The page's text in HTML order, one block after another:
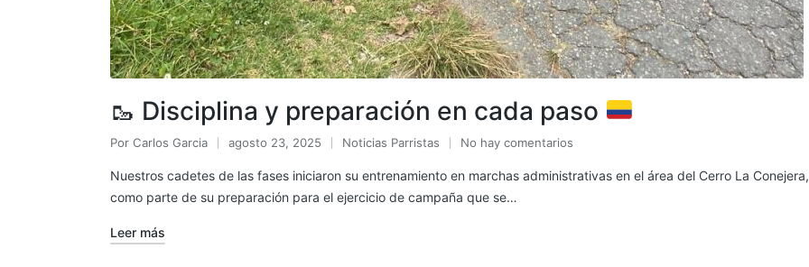
🥾 Disciplina y preparación en cada paso
Por Carlos Garcia agosto 23, 2025 Noticias Parristas No hay comentarios
Nuestros cadetes de las fases iniciaron su entrenamiento en marchas administrativas en el área del Cerro La Conejera,
como parte de su preparación para el ejercicio de campaña que se…
Leer más